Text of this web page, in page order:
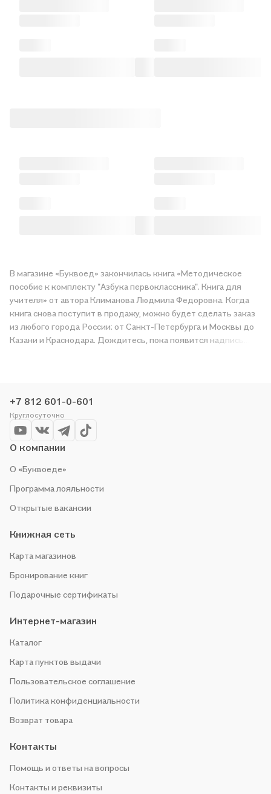
В магазине «Буквоед» закончилась книга «Методическое
пособие к комплекту "Азбука первоклассника". Книга для
учителя» от автора Климанова Людмила Федоровна. Когда
книга снова поступит в продажу, можно будет сделать заказ
из любого города России: от Санкт-Петербурга и Москвы до
Казани и Краснодара. Дождитесь, пока появится надпись
понравившуюся историю по приятной цене. Например,
организуем конкурсы и проводим акции. Оставайтесь с нами,
чтобы не упустить выгоду!
+7 812 601-0-601
Круглосуточно
О компании
О «Буквоеде»
Программа лояльности
Открытые вакансии
Книжная сеть
Карта магазинов
Бронирование книг
Подарочные сертификаты
Интернет-магазин
Каталог
Карта пунктов выдачи
Пользовательское соглашение
Политика конфиденциальности
Возврат товара
Контакты
Помощь и ответы на вопросы
Контакты и реквизиты